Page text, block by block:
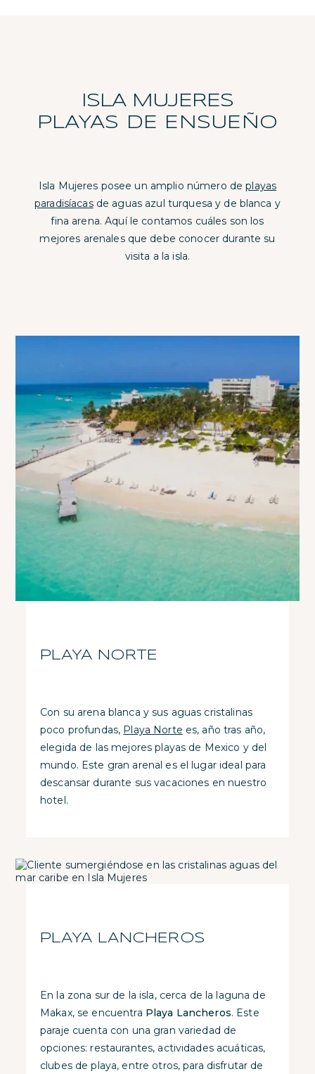
ISLA MUJERES
PLAYAS DE ENSUEÑO
Isla Mujeres posee un amplio número deplayas
paradisíacasde aguas azul turquesa y de blanca y
fina arena. Aquí le contamos cuáles son los
mejores arenales que debe conocer durante su
visita a la isla.
PLAYA NORTE
Con su arena blanca y sus aguas cristalinas
poco profundas, Playa Norte es, año tras año,
elegida de las mejores playas de Mexico y del
mundo. Este gran arenal es el lugar ideal para
descansar durante sus vacaciones en nuestro
hotel.
PLAYA LANCHEROS
En la zona sur de la isla, cerca de la laguna de
Makax, se encuentra Playa Lancheros. Este
paraje cuenta con una gran variedad de
opciones: restaurantes, actividades acuáticas,
clubes de playa, entre otros, para disfrutar de